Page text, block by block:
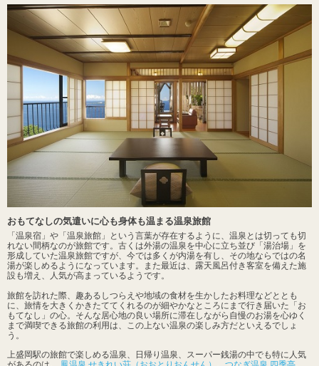
おもてなしの気遣いに心も身体も温まる温泉旅館
「温泉宿」や「温泉旅館」という言葉が存在するように、温泉とは切っても切
れない間柄なのが旅館です。古くは外湯の温泉を中心に立ち並び「湯治場」を
形成していた温泉旅館ですが、今では多くが内湯を有し、その地ならではの名
湯が楽しめるようになっています。また最近は、露天風呂付き客室を備えた施
設も増え、人気が高まっているようです。
旅館を訪れた際、趣あるしつらえや地域の食材を生かしたお料理などととも
に、旅情を大きくかきたててくれるのが細やかなところにまで行き届いた「お
もてなし」の心。そんな居心地の良い場所に滞在しながら自慢のお湯を心ゆく
まで満喫できる旅館の利用は、この上ない温泉の楽しみ方だといえるでしょ
う。
上盛岡駅の旅館で楽しめる温泉、日帰り温泉、スーパー銭湯の中でも特に人気